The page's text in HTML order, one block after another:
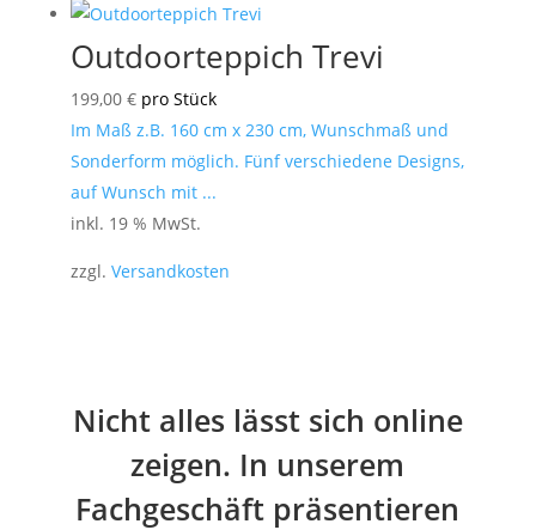
Outdoorteppich Trevi
199,00 € pro Stück
Im Maß z.B. 160 cm x 230 cm, Wunschmaß und
Sonderform möglich. Fünf verschiedene Designs,
auf Wunsch mit ...
inkl. 19 % MwSt.
zzgl. Versandkosten
Nicht alles lässt sich online
zeigen. In unserem
Fachgeschäft präsentieren